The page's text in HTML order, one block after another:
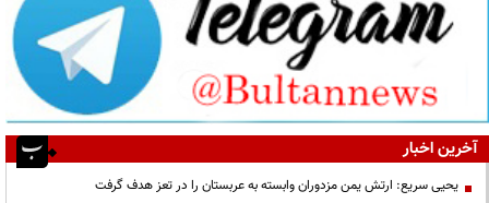
آخرین اخبار
یحیی سریع: ارتش یمن مزدوران وابسته به عربستان را در تعز هدف گرفت